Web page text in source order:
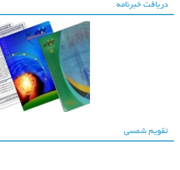
دریافت خبرنامه
تقویم شمسی